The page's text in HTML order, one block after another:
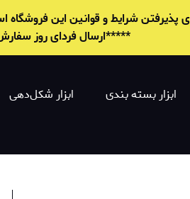
شرایط و قوانين این
*****ارسال فردای روز
ابزار بسته بندی ابزار شکل‌دهی